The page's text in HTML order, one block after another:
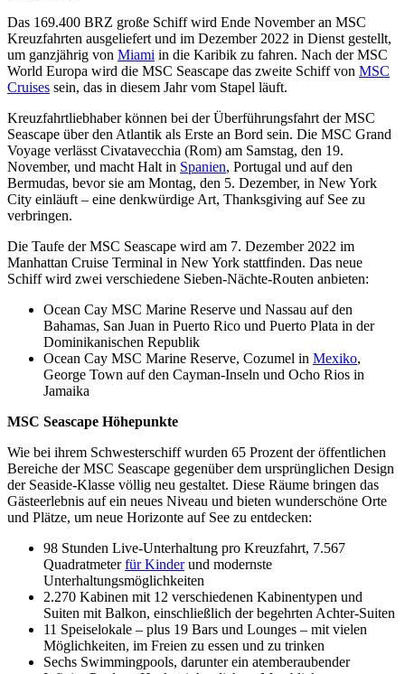
Das 169.400 BRZ große Schiff wird Ende November an MSC
Kreuzfahrten ausgeliefert und im Dezember 2022 in Dienst gestellt,
um ganzjährig von Miami in die Karibik zu fahren. Nach der MSC
World Europa wird die MSC Seascape das zweite Schiff von MSC
Cruises sein, das in diesem Jahr vom Stapel läuft.
Kreuzfahrtliebhaber können bei der Überführungsfahrt der MSC
Seascape über den Atlantik als Erste an Bord sein. Die MSC Grand
Voyage verlässt Civatavecchia (Rom) am Samstag, den 19.
November, und macht Halt in Spanien, Portugal und auf den
Bermudas, bevor sie am Montag, den 5. Dezember, in New York
City einläuft – eine denkwürdige Art, Thanksgiving auf See zu
verbringen.
Die Taufe der MSC Seascape wird am 7. Dezember 2022 im
Manhattan Cruise Terminal in New York stattfinden. Das neue
Schiff wird zwei verschiedene Sieben-Nächte-Routen anbieten:
Ocean Cay MSC Marine Reserve und Nassau auf den
Bahamas, San Juan in Puerto Rico und Puerto Plata in der
Dominikanischen Republik
Ocean Cay MSC Marine Reserve, Cozumel in Mexiko,
George Town auf den Cayman-Inseln und Ocho Rios in
Jamaika
MSC Seascape Höhepunkte
Wie bei ihrem Schwesterschiff wurden 65 Prozent der öffentlichen
Bereiche der MSC Seascape gegenüber dem ursprünglichen Design
der Seaside-Klasse völlig neu gestaltet. Diese Räume bringen das
Gästeerlebnis auf ein neues Niveau und bieten wunderschöne Orte
und Plätze, um neue Horizonte auf See zu entdecken:
98 Stunden Live-Unterhaltung pro Kreuzfahrt, 7.567
Quadratmeterfür Kinderund modernste
Unterhaltungsmöglichkeiten
2.270 Kabinen mit 12 verschiedenen Kabinentypen und
Suiten mit Balkon, einschließlich der begehrten Achter-Suiten
11 Speiselokale – plus 19 Bars und Lounges – mit vielen
Möglichkeiten, im Freien zu essen und zu trinken
Sechs Swimmingpools, darunter ein atemberaubender